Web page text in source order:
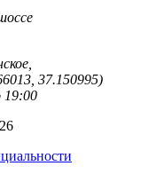
37.150995)
19:00